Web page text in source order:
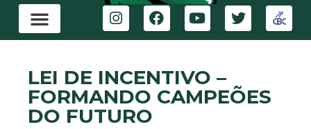
LEI DE INCENTIVO –
FORMANDO CAMPEÕES
DO FUTURO